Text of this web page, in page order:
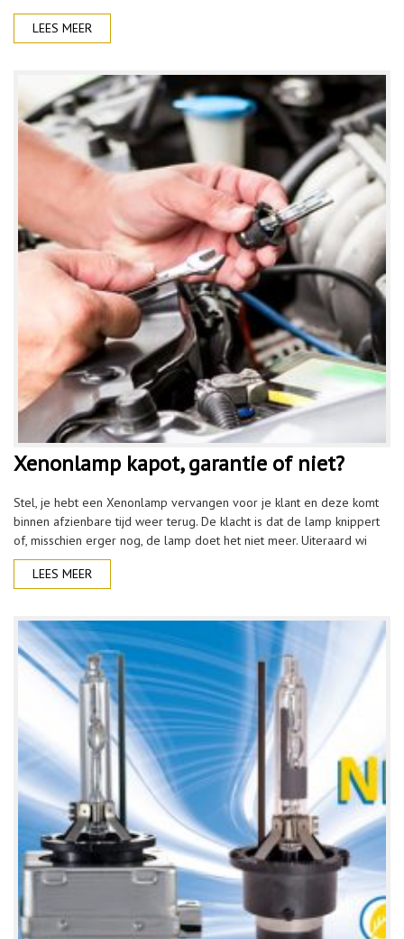
LEES MEER
Xenonlamp kapot, garantie of niet?
Stel, je hebt een Xenonlamp vervangen voor je klant en deze komt
binnen afzienbare tijd weer terug. De klacht is dat de lamp knippert
of, misschien erger nog, de lamp doet het niet meer. Uiteraard wi
LEES MEER